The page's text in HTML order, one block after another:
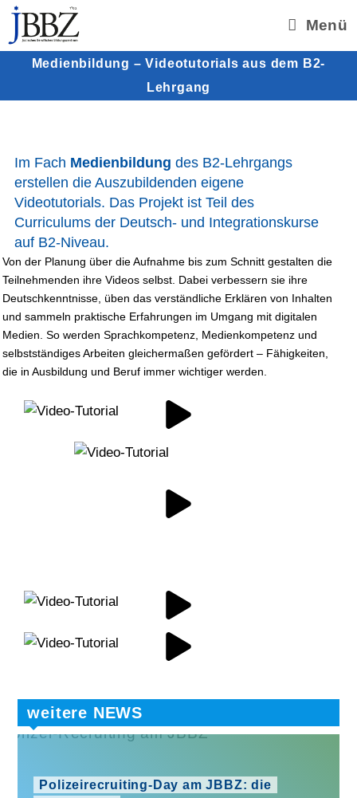
Zum
springen
Menü
Medienbildung – Videotutorials aus dem B2-
Lehrgang
Im Fach Medienbildung des B2-Lehrgangs
erstellen die Auszubildenden eigene
Videotutorials. Das Projekt ist Teil des
Curriculums der Deutsch- und Integrationskurse
auf B2-Niveau.
Von der Pla­nung über die Auf­nahme bis zum Schnitt gestal­ten die
Teil­neh­men­den ihre Videos selbst. Dabei ver­bes­sern sie ihre
Deutsch­kennt­nisse, üben das ver­ständ­li­che Erklä­ren von Inhal­ten
und sam­meln prak­ti­sche Erfah­run­gen im Umgang mit digi­ta­len
Medien. So wer­den Sprach­kom­pe­tenz, Medi­en­kom­pe­tenz und
selbst­stän­di­ges Arbei­ten glei­cher­ma­ßen geför­dert – Fähig­kei­ten,
die in Aus­bil­dung und Beruf immer wich­ti­ger werden.
weitere NEWS
Polizeirecruiting-Day am JBBZ: die